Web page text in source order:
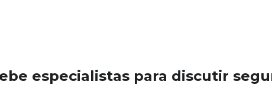
especialistas para discutir